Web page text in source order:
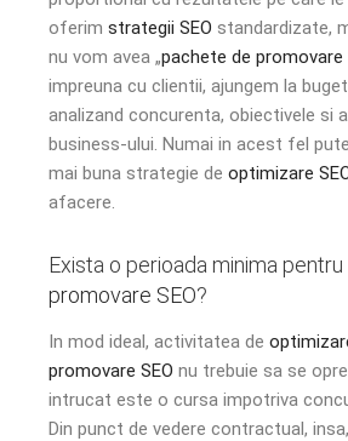
oferim strategii SEO standardizate,
nu vom avea „pachete de promovare
impreuna cu clientii, ajungem la
analizand concurenta, obiectivele si
business-ului. Numai in acest fel
mai buna strategie de optimizare
afacere.
Exista o perioada minima
promovare SEO?
In mod ideal, activitatea de
promovare SEO nu trebuie sa se
intrucat este o cursa impotriva
Din punct de vedere contractual,